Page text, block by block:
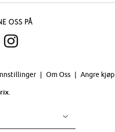
oss på
Om Oss Angre kjøp